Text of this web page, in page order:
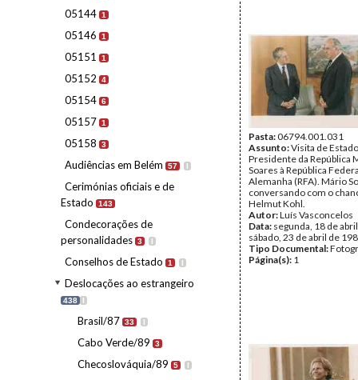
05144 1
05146 1
05151 1
05152 4
05154 6
05157 1
05158 3
Audiências em Belém 57 I
Cerimónias oficiais e de
Estado
143
Condecorações de
personalidades 3 I
Conselhos de Estado 1 I
Deslocações ao estrangeiro
438 I
Brasil/87 33 I
Cabo Verde/89 3
Checoslováquia/89 5 I
Pasta:06794.001.031
Assunto:Visita de
Presidente da República
Soares à República
Alemanha (RFA). Mário
conversando com o
Helmut Kohl.
Autor:Luís Vasconcelos
Data: segunda, 18 de
sábado, 23 de abril de
Tipo Documental:
Página(s): 1